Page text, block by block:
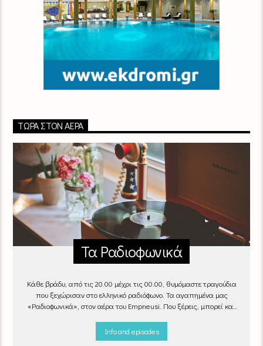
ΤΏΡΑ ΣΤΟΝ ΑΈΡΑ
Τα Ραδιοφωνικά
Κάθε βράδυ, από τις 20.00 μέχρι τις 00.00, θυμόμαστε τραγούδια
που ξεχώρισαν στο ελληνικό ραδιόφωνο. Τα αγαπημένα μας
«Ραδιοφωνικά», στον αέρα του Empneusi. Που ξέρεις, μπορεί και
:00 – 00:00στονEmpneusi 107 FM
Info and episodes